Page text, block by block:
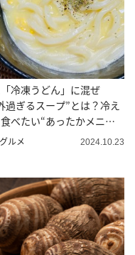
冷凍うどん」に混ぜ
過ぎるスープ”とは？冷え
べたい“あったかメニュ
ルメ 2024.10.23